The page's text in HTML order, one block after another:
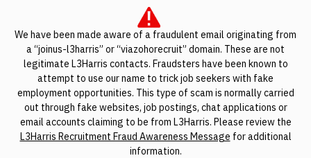
We have been made aware of a fraudulent email originating from
a “joinus-l3harris” or “viazohorecruit” domain. These are not
legitimate L3Harris contacts. Fraudsters have been known to
attempt to use our name to trick job seekers with fake
employment opportunities. This type of scam is normally carried
out through fake websites, job postings, chat applications or
email accounts claiming to be from L3Harris. Please review the
L3Harris Recruitment Fraud Awareness Message for additional
information.